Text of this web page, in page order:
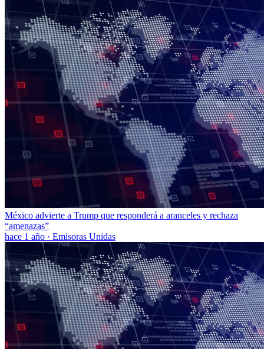
México advierte a Trump que responderá a aranceles y rechaza
“amenazas”
hace 1 año · Emisoras Unidas